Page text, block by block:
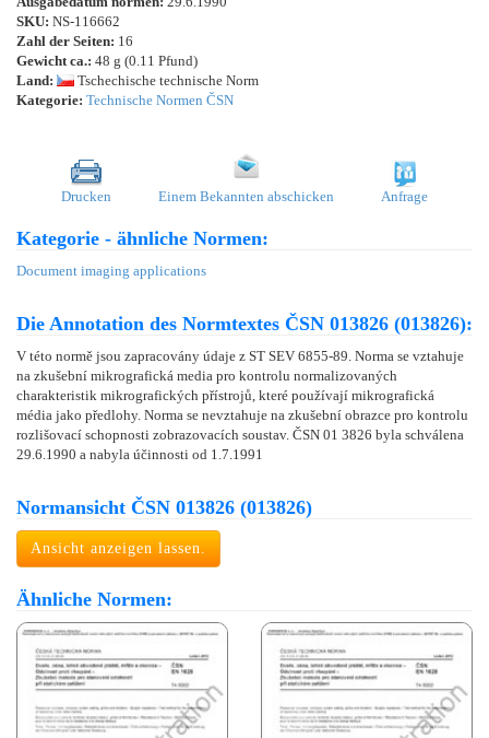
SKU: NS-116662
Zahl der Seiten: 16
Gewicht ca.: 48 g (0.11 Pfund)
Land:
Tschechische technische Norm
Kategorie: Technische Normen ČSN
Drucken Einem Bekannten abschicken Anfrage
Kategorie - ähnliche Normen:
Document imaging applications
Die Annotation des Normtextes ČSN 013826 (013826):
V této normě jsou zapracovány údaje z ST SEV 6855-89. Norma se vztahuje
na zkušební mikrografická media pro kontrolu normalizovaných
charakteristik mikrografických přístrojů, které používají mikrografická
média jako předlohy. Norma se nevztahuje na zkušební obrazce pro kontrolu
rozlišovací schopnosti zobrazovacích soustav. ČSN 01 3826 byla schválena
29.6.1990 a nabyla účinnosti od 1.7.1991
Normansicht ČSN 013826 (013826)
Ansicht anzeigen lassen.
Ähnliche Normen: